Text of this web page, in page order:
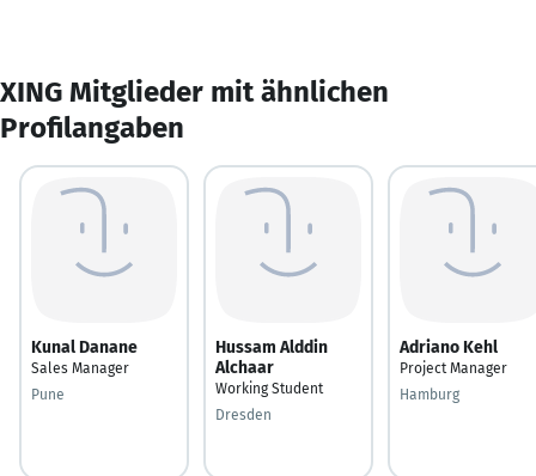
XING Mitglieder mit ähnlichen
Profilangaben
Kunal Danane
Sales Manager
Pune
Hussam Alddin
Alchaar
Working Student
Dresden
Adriano Kehl
Project Manager
Hamburg